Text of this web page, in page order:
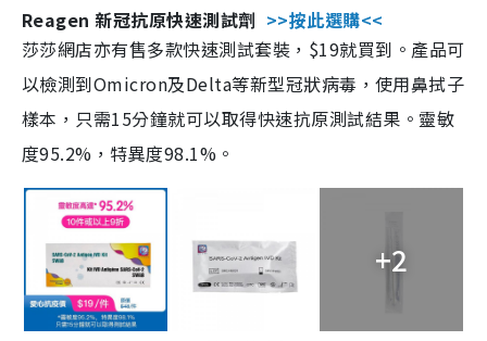
Reagen 新冠抗原快速測試劑 >>按此選購<<
莎莎網店亦有售多款快速測試套裝，$19就買到。產品可
以檢測到Omicron及Delta等新型冠狀病毒，使用鼻拭子
樣本，只需15分鐘就可以取得快速抗原測試結果。靈敏
度95.2%，特異度98.1%。
+2